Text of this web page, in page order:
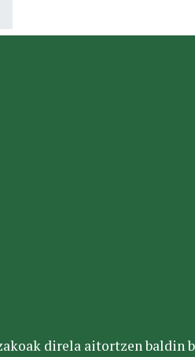
direla aitortzen baldin